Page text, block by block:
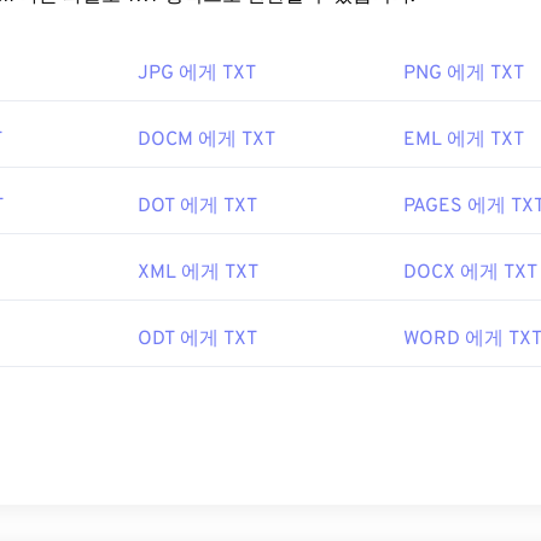
Microsoft Paint에서도 자동으로 열립니다. Chrome을 제
와Photopea가있습니다. Corel PaintShop Pro
JPG 에게 TXT PNG 에게 TXT
DOCM 에게 TXT EML 에게 TXT
DOT 에게 TXT PAGES 에게
XML 에게 TXT DOCX 에게 TXT
ODT 에게 TXT WORD 에게 TXT